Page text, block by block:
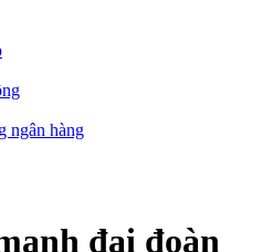
ngân hàng
đại đoàn